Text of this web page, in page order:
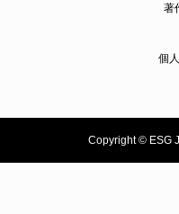
著
個
Copyright ©ESG